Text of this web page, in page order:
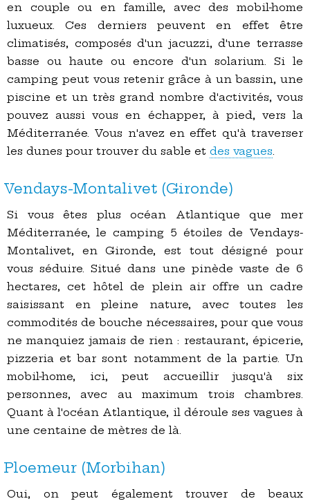
en couple ou en famille, avec des mobil-home
luxueux. Ces derniers peuvent en effet être
climatisés, composés d'un jacuzzi, d'une terrasse
basse ou haute ou encore d'un solarium. Si le
camping peut vous retenir grâce à un bassin, une
piscine et un très grand nombre d'activités, vous
pouvez aussi vous en échapper, à pied, vers la
Méditerranée. Vous n'avez en effet qu'à traverser
les dunes pour trouver du sable et des vagues.
Vendays-Montalivet (Gironde)
Si vous êtes plus océan Atlantique que mer
Méditerranée, le camping 5 étoiles de Vendays-
Montalivet, en Gironde, est tout désigné pour
vous séduire. Situé dans une pinède vaste de 6
hectares, cet hôtel de plein air offre un cadre
saisissant en pleine nature, avec toutes les
commodités de bouche nécessaires, pour que vous
ne manquiez jamais de rien : restaurant, épicerie,
pizzeria et bar sont notamment de la partie. Un
mobil-home, ici, peut accueillir jusqu'à six
personnes, avec au maximum trois chambres.
Quant à l'océan Atlantique, il déroule ses vagues à
une centaine de mètres de là.
Ploemeur (Morbihan)
Oui, on peut également trouver de beaux